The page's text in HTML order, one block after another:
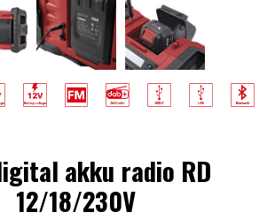
akku radio RD
12/18/230V